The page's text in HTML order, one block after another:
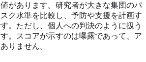
があります。研究者が大きな集団のパ
ク水準を比較し、予防や支援を計画す
。ただし、個人への判決のように扱う
。スコアが示すのは曝露であって、ア
りません。